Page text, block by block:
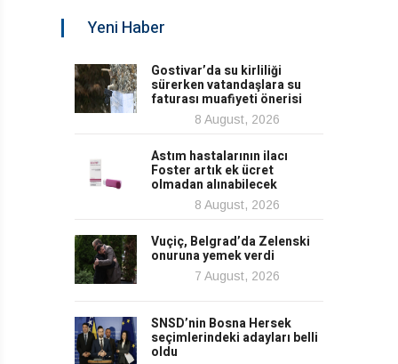
Yeni Haber
Gostivar’da su kirliliği
sürerken vatandaşlara su
faturası muafiyeti önerisi
8 August, 2026
Astım hastalarının ilacı
Foster artık ek ücret
olmadan alınabilecek
8 August, 2026
Vuçiç, Belgrad’da Zelenski
onuruna yemek verdi
7 August, 2026
SNSD’nin Bosna Hersek
seçimlerindeki adayları belli
oldu